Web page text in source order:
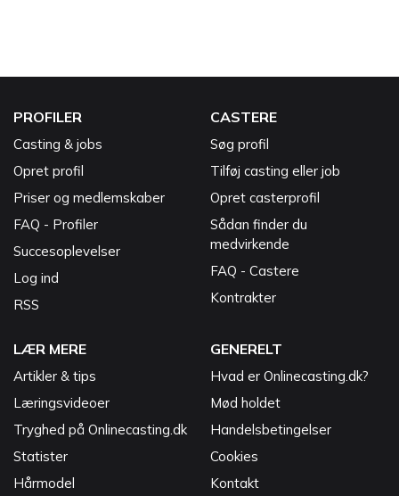
PROFILER
Casting & jobs
Opret profil
Priser og medlemskaber
FAQ - Profiler
Succesoplevelser
Log ind
RSS
CASTERE
Søg profil
Tilføj casting eller job
Opret casterprofil
Sådan finder du
medvirkende
FAQ - Castere
Kontrakter
LÆR MERE
Artikler & tips
Læringsvideoer
Tryghed på Onlinecasting.dk
Statister
Hårmodel
GENERELT
Hvad er Onlinecasting.dk?
Mød holdet
Handelsbetingelser
Cookies
Kontakt